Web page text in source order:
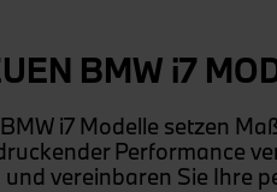
BMW i7
i7 Modelle setzen
Performance
vereinbaren Sie Ihre